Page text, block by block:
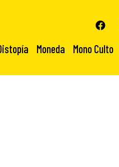
Moneda Mono Culto